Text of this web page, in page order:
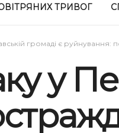
ТРИВОГ
громаді є руйнування:
у